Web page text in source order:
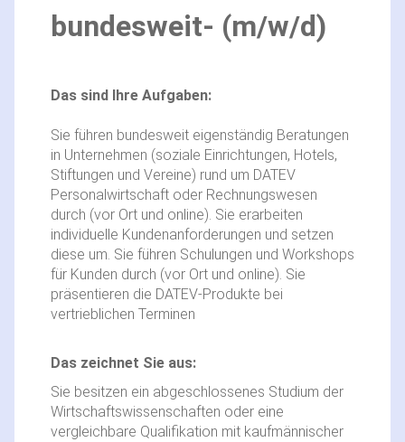
bundesweit- (m/w/d)
Das sind Ihre Aufgaben:
Sie führen bundesweit eigenständig Beratungen
in Unternehmen (soziale Einrichtungen, Hotels,
Stiftungen und Vereine) rund um DATEV
Personalwirtschaft oder Rechnungswesen
durch (vor Ort und online). Sie erarbeiten
individuelle Kundenanforderungen und setzen
diese um. Sie führen Schulungen und Workshops
für Kunden durch (vor Ort und online). Sie
präsentieren die DATEV-Produkte bei
vertrieblichen Terminen
Das zeichnet Sie aus:
Sie besitzen ein abgeschlossenes Studium der
Wirtschaftswissenschaften oder eine
vergleichbare Qualifikation mit kaufmännischer